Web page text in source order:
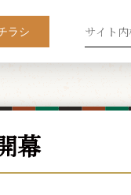
ラシ
幕